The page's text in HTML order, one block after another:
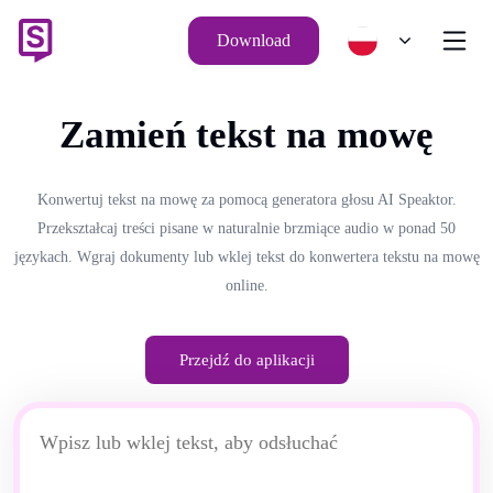
Download
Zamień tekst na mowę
Konwertuj tekst na mowę za pomocą generatora głosu AI Speaktor.
Przekształcaj treści pisane w naturalnie brzmiące audio w ponad 50
językach. Wgraj dokumenty lub wklej tekst do konwertera tekstu na mowę
online.
Przejdź do aplikacji